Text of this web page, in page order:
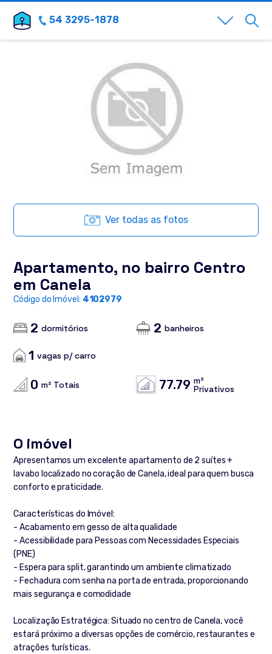
54 3295-1878
Ver todas as fotos
Apartamento, no bairro Centro
em Canela
Código do Imóvel: 4102979
2 dormitórios 2 banheiros
1 vagas p/ carro
0 m² Totais 77.79 m²
Privativos
O imóvel
Apresentamos um excelente apartamento de 2 suítes +
lavabo localizado no coração de Canela, ideal para quem busca
conforto e praticidade.
Características do Imóvel:
- Acabamento em gesso de alta qualidade
- Acessibilidade para Pessoas com Necessidades Especiais
(PNE)
- Espera para split, garantindo um ambiente climatizado
- Fechadura com senha na porta de entrada, proporcionando
mais segurança e comodidade
Localização Estratégica: Situado no centro de Canela, você
estará próximo a diversas opções de comércio, restaurantes e
atrações turísticas.